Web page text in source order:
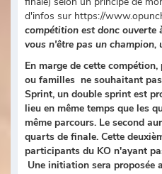
d'infos sur https://
compétition est donc ouverte
vous n'être pas un
En marge de cette
ou familles ne souhaitant
Sprint, un double sprint est
lieu en même temps que les
même parcours. Le second
quarts de finale. Cette
participants du KO n'ayant
Une initiation sera proposée